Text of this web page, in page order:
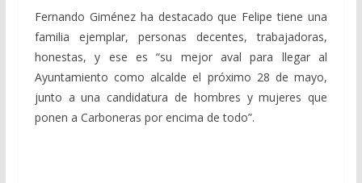
Fernando Giménez ha destacado que Felipe tiene una
familia ejemplar, personas decentes, trabajadoras,
honestas, y ese es “su mejor aval para llegar al
Ayuntamiento como alcalde el próximo 28 de mayo,
junto a una candidatura de hombres y mujeres que
ponen a Carboneras por encima de todo”.